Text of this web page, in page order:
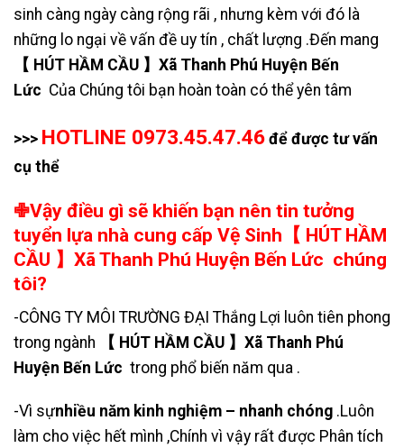
sinh càng ngày càng rộng rãi , nhưng kèm với đó là
những lo ngại về vấn đề uy tín , chất lượng .Đến mang
【 HÚT HẦM CẦU 】Xã Thanh Phú Huyện Bến
Lức Của Chúng tôi bạn hoàn toàn có thể yên tâm
>>> HOTLINE 0973.45.47.46 để được tư vấn
cụ thể
✙Vậy điều gì sẽ khiến bạn nên tin tưởng
tuyển lựa nhà cung cấp Vệ Sinh【 HÚT HẦM
CẦU 】Xã Thanh Phú Huyện Bến Lức chúng
tôi?
-CÔNG TY MÔI TRƯỜNG ĐẠI Thắng Lợi luôn tiên phong
trong ngành
【 HÚT HẦM CẦU 】Xã Thanh Phú
Huyện Bến Lức trong phổ biến năm qua .
-Vì sựnhiều năm kinh nghiệm – nhanh chóng .Luôn
làm cho việc hết mình ,Chính vì vậy rất được Phân tích